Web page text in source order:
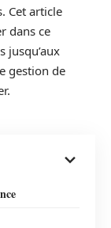
Cet article
dans ce
jusqu’aux
gestion de